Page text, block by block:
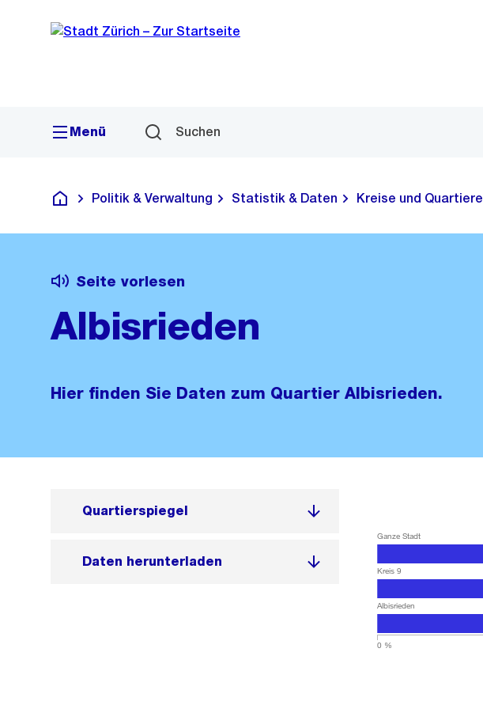
Navigation
Sprunglink
Menü Suchen
Deutsch
Politik & Verwaltung Statistik & Daten Kreise und Quartiere
Seite vorlesen
Albisrieden
Hier finden Sie Daten zum Quartier Albisrieden.
Quartierspiegel
Daten herunterladen
0 %
Ganze Stadt
Kreis 9
Albisrieden